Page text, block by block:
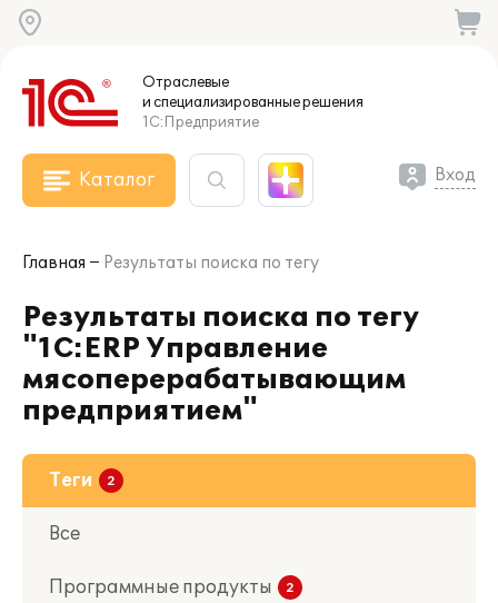
Отраслевые
и специализированныерешения
1С:Предприятие
Каталог Вход
Главная Результаты поиска по тегу
Результаты поиска по тегу
"1С:ERP Управление
мясоперерабатывающим
предприятием"
Все
Программные продукты
Теги